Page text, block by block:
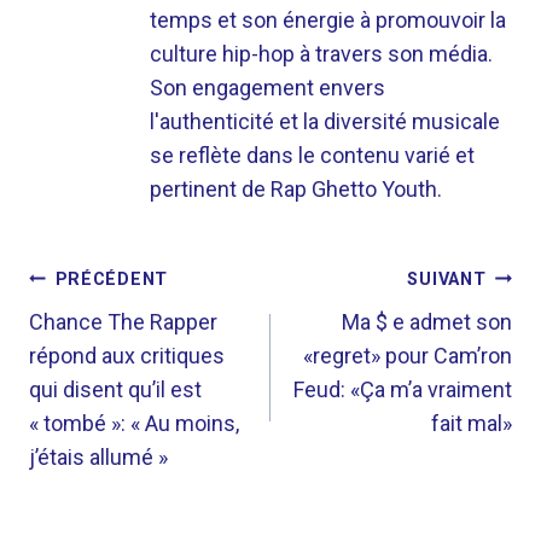
temps et son énergie à promouvoir la
culture hip-hop à travers son média.
Son engagement envers
l'authenticité et la diversité musicale
se reflète dans le contenu varié et
pertinent de Rap Ghetto Youth.
NAVIGATION
DE
L’ARTICLE
PRÉCÉDENT
Chance The Rapper
répond aux critiques
qui disent qu’il est
« tombé »: « Au moins,
j’étais allumé »
SUIVANT
Ma $ e admet son
«regret» pour Cam’ron
Feud: «Ça m’a vraiment
fait mal»